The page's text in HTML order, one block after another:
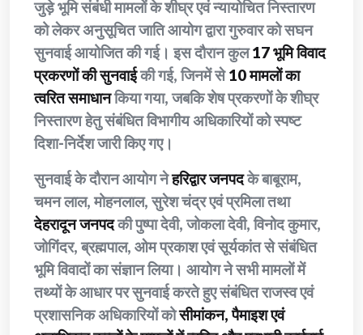
जुड़े भूमि संबंधी मामलों के शीघ्र एवं न्यायोचित निस्तारण
को लेकर अनुसूचित जाति आयोग द्वारा गुरुवार को सघन
सुनवाई आयोजित की गई। इस दौरान कुल17 भूमि विवाद
प्रकरणों की सुनवाईकी गई, जिनमें से10 मामलों का
त्वरित समाधानकिया गया, जबकि शेष प्रकरणों के शीघ्र
निस्तारण हेतु संबंधित विभागीय अधिकारियों को स्पष्ट
दिशा-निर्देश जारी किए गए।
सुनवाई के दौरान आयोग नेहरिद्वार जनपदके बाबूराम,
चमन लाल, मोहनलाल, सुरेश चंद्र एवं प्रमिला तथा
देहरादून जनपदकी पुष्पा देवी, जोकला देवी, विनोद कुमार,
जोगिंदर, ब्रह्मपाल, ओम प्रकाश एवं सूर्यकांत से संबंधित
भूमि विवादों का संज्ञान लिया। आयोग ने सभी मामलों में
तथ्यों के आधार पर सुनवाई करते हुए संबंधित राजस्व एवं
प्रशासनिक अधिकारियों कोसीमांकन, पैमाइश एवं